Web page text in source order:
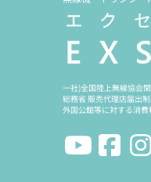
一社)全国陸上無線協会
総務省 販売代理店届出
外国公館等に対する消